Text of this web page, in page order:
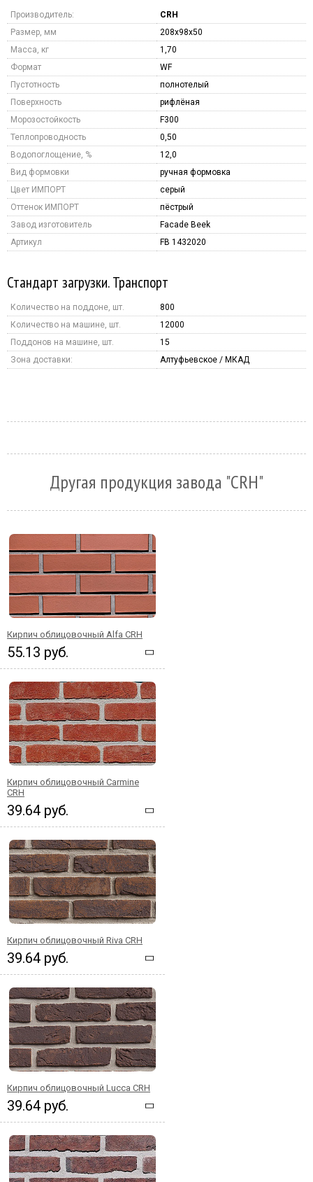
Производитель:
CRH
Размер, мм
208x98x50
Масса, кг
1,70
Формат
WF
Пустотность
полнотелый
Поверхность
рифлёная
Морозостойкость
F300
Теплопроводность
0,50
Водопоглощение, %
12,0
Вид формовки
ручная формовка
Цвет ИМПОРТ
серый
Оттенок ИМПОРТ
пёстрый
Завод изготовитель
Facade Beek
Артикул
FB 1432020
Стандарт загрузки. Транспорт
Количество на поддоне, шт.
800
Количество на машине, шт.
12000
Поддонов на машине, шт.
15
Зона доставки:
Алтуфьевское / МКАД
Другая продукция завода "CRH"
Кирпич облицовочный Alfa CRH
55.13 руб.
Кирпич облицовочный Carmine
CRH
39.64 руб.
Кирпич облицовочный Riva CRH
39.64 руб.
Кирпич облицовочный Lucca CRH
39.64 руб.